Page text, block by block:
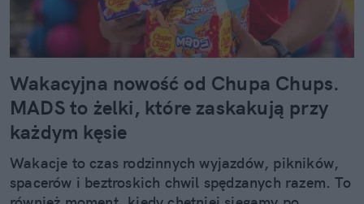
Wakacyjna nowość od Chupa Chups.
MADS to żelki, które zaskakują przy
każdym kęsie
Wakacje to czas rodzinnych wyjazdów, pikników,
spacerów i beztroskich chwil spędzanych razem. To